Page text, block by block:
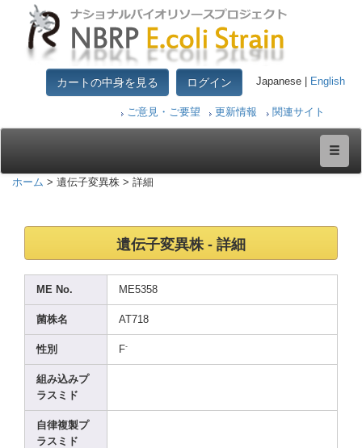
カートの中身を見る ログイン Japanese | English
ご意見・ご要望 更新情報 関連サイト
ホーム > 遺伝子変異株 > 詳細
遺伝子変異株 - 詳細
ME No. ME5358
菌株名 AT718
性別 F-
組み込みプ
ラスミド
自律複製プ
ラスミド